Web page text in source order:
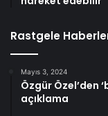
Rastgele
Mayıs 3, 2024
Özgür Özel’den
açıklama